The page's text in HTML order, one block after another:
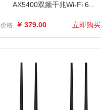
AX5400双频千兆Wi-Fi 6...
价格 ￥ 379.00 立即购买